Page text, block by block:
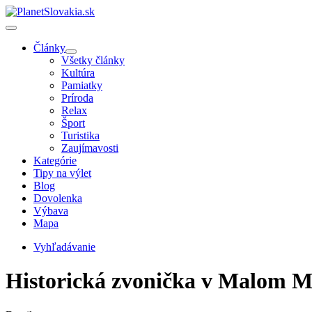
Články
Všetky články
Kultúra
Pamiatky
Príroda
Relax
Šport
Turistika
Zaujímavosti
Kategórie
Tipy na výlet
Blog
Dovolenka
Výbava
Mapa
Vyhľadávanie
Historická zvonička v Malom